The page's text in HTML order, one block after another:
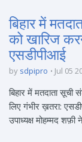
बिहार में
को खारिज
एसडीपीआई
by sdpipro Jul 05
बिहार में मतदाता सूची
लिए गंभीर ख़तरा:
उपाध्यक्ष मोहम्मद शफ़ी